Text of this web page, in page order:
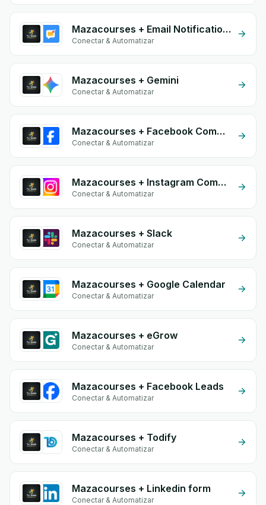
Mazacourses + Email Notifications by eGrow
Conectar & Automatizar
Mazacourses + Gemini
Conectar & Automatizar
Mazacourses + Facebook Comments
Conectar & Automatizar
Mazacourses + Instagram Comment
Conectar & Automatizar
Mazacourses + Slack
Conectar & Automatizar
Mazacourses + Google Calendar
Conectar & Automatizar
Mazacourses + eGrow
Conectar & Automatizar
Mazacourses + Facebook Leads
Conectar & Automatizar
Mazacourses + Todify
Conectar & Automatizar
Mazacourses + Linkedin form
Conectar & Automatizar